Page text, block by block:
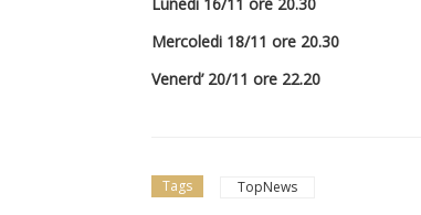
Mercoledi 18/11 ore 20.30
Venerd’ 20/11 ore 22.20
Tags TopNews
news in primo piano